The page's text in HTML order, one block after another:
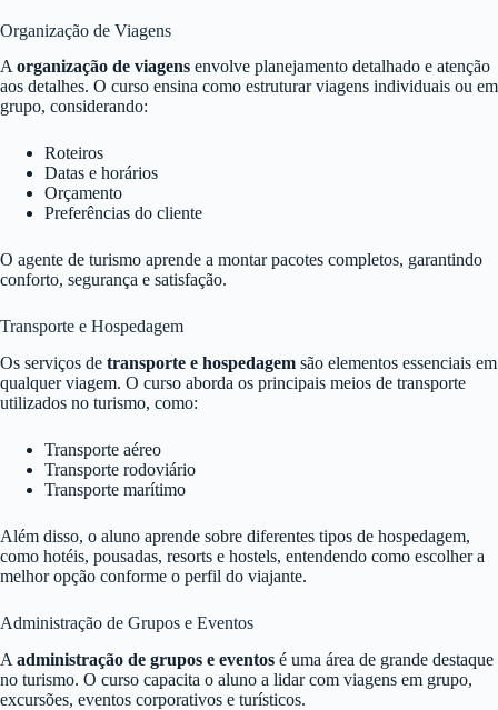
Organização de Viagens
A organização de viagens envolve planejamento detalhado e atenção
aos detalhes. O curso ensina como estruturar viagens individuais ou em
grupo, considerando:
Roteiros
Datas e horários
Orçamento
Preferências do cliente
O agente de turismo aprende a montar pacotes completos, garantindo
conforto, segurança e satisfação.
Transporte e Hospedagem
Os serviços de transporte e hospedagem são elementos essenciais em
qualquer viagem. O curso aborda os principais meios de transporte
utilizados no turismo, como:
Transporte aéreo
Transporte rodoviário
Transporte marítimo
Além disso, o aluno aprende sobre diferentes tipos de hospedagem,
como hotéis, pousadas, resorts e hostels, entendendo como escolher a
melhor opção conforme o perfil do viajante.
Administração de Grupos e Eventos
A administração de grupos e eventos é uma área de grande destaque
no turismo. O curso capacita o aluno a lidar com viagens em grupo,
excursões, eventos corporativos e turísticos.